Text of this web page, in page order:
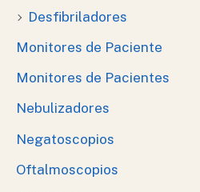
Desfibriladores
Monitores de Paciente
Monitores de Pacientes
Nebulizadores
Negatoscopios
Oftalmoscopios